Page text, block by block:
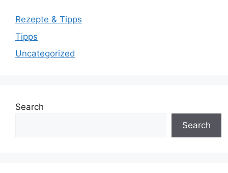
Rezepte & Tipps
Tipps
Uncategorized
Search
Search